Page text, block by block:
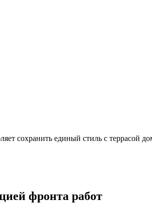
сохранить единый стиль с террасой
фронта работ